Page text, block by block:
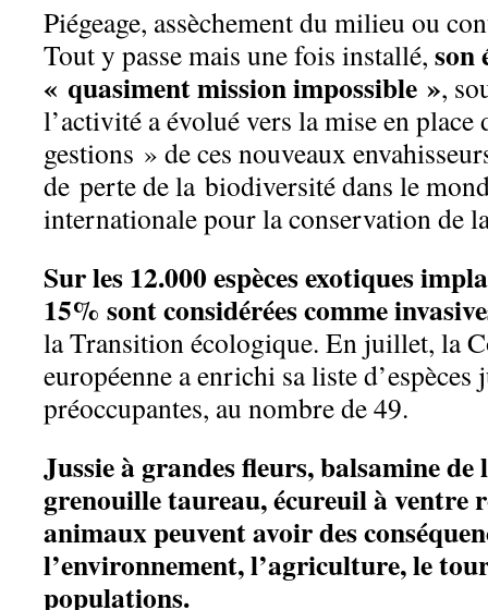
Piégeage, assèchement du milieu ou
Tout y passe mais une fois installé, son
« quasiment mission impossible »,
l’activité a évolué vers la mise en place
gestions » de ces nouveaux
de perte de la biodiversité dans le
internationale pour la conservation de
Sur les 12.000 espèces exotiques
15% sont considérées comme
la Transition écologique. En juillet, la
européenne a enrichi sa liste
préoccupantes, au nombre de 49.
Jussie à grandes fleurs, balsamine de
grenouille taureau, écureuil à ventre
animaux peuvent avoir des
l’environnement, l’agriculture, le
populations.